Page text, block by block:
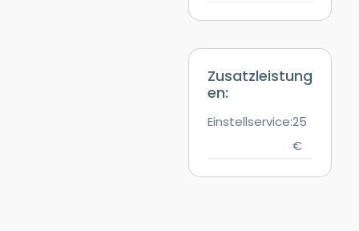
Zusatzleistung
en:
Einstellservice:25
€